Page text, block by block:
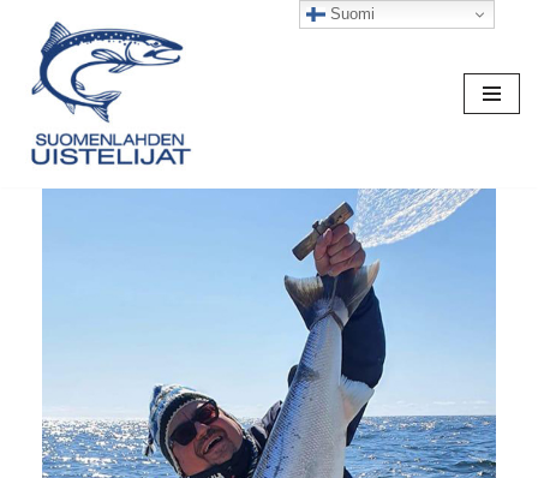
Siirry
suoraan
sisältöön
Suomi